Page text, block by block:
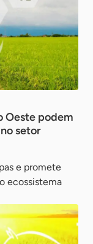
Oeste podem
setor
e promete
ecossistema